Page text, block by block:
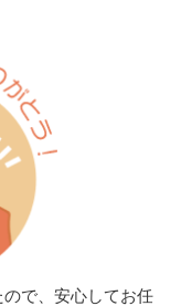
で、安心してお任